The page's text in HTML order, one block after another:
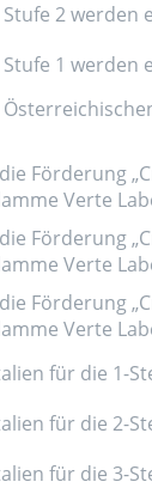
2
1
Förderung
Verte
Förderung
Verte
Förderung
Verte
für die 1-
für die 2-
für die 3-